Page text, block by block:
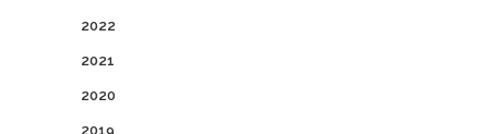
2022
2021
2020
2019